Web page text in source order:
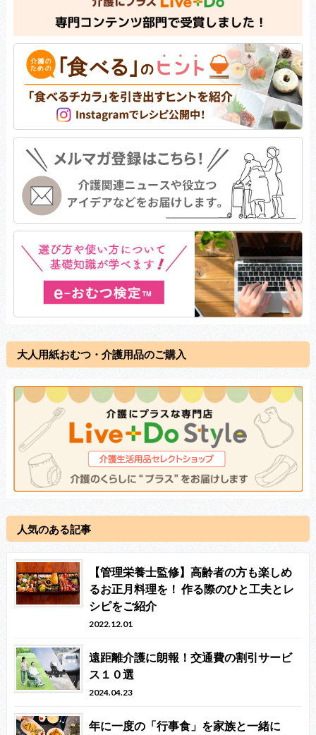
大人用紙おむつ・介護用品のご購入
人気のある記事
【管理栄養士監修】高齢者の方も楽しめ
るお正月料理を！ 作る際のひと工夫とレ
シピをご紹介
2022.12.01
遠距離介護に朗報！交通費の割引サービ
ス１０選
2024.04.23
年に一度の「行事食」を家族と一緒に